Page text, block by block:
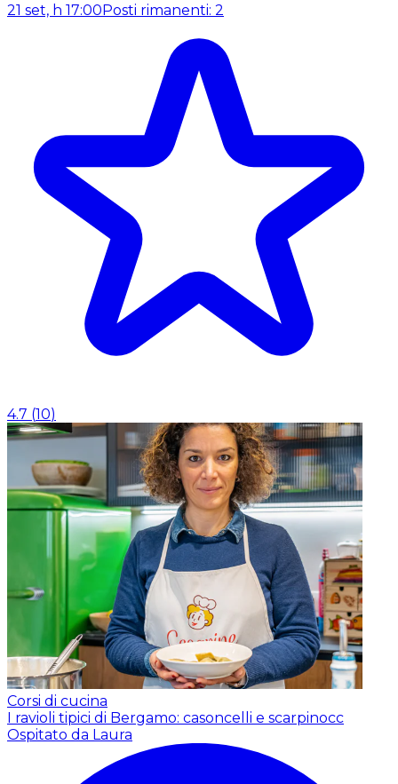
21 set, h 17:00Posti rimanenti: 2
4.7 (10)
Corsi di cucina
I ravioli tipici di Bergamo: casoncelli e scarpinocc
Ospitato da Laura